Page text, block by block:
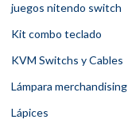
juegos nitendo switch
Kit combo teclado
KVM Switchs y Cables
Lámpara merchandising
Lápices